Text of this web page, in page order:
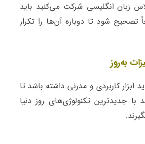
زبان انگلیسی شرکت می‌کنید باید
تصحیح شود تا دوباره آن‌ها را تکرار
به‌روز
کاربردی و مدرنی داشته باشد تا
با جدیدترین تکنولوژی‌های روز دنیا